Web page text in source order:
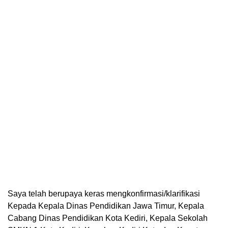
Saya telah berupaya keras mengkonfirmasi/klarifikasi
Kepada Kepala Dinas Pendidikan Jawa Timur, Kepala
Cabang Dinas Pendidikan Kota Kediri, Kepala Sekolah